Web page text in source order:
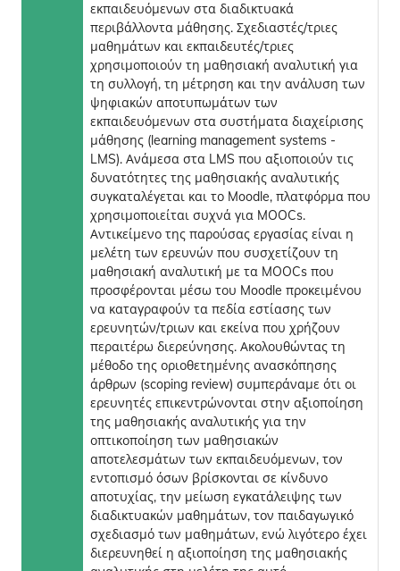
εκπαιδευόμενων στα διαδικτυακά
περιβάλλοντα μάθησης. Σχεδιαστές/τριες
μαθημάτων και εκπαιδευτές/τριες
χρησιμοποιούν τη μαθησιακή αναλυτική για
τη συλλογή, τη μέτρηση και την ανάλυση των
ψηφιακών αποτυπωμάτων των
εκπαιδευόμενων στα συστήματα διαχείρισης
μάθησης (learning management systems -
LMS). Ανάμεσα στα LMS που αξιοποιούν τις
δυνατότητες της μαθησιακής αναλυτικής
συγκαταλέγεται και το Moodle, πλατφόρμα που
χρησιμοποιείται συχνά για MOOCs.
Αντικείμενο της παρούσας εργασίας είναι η
μελέτη των ερευνών που συσχετίζουν τη
μαθησιακή αναλυτική με τα MOOCs που
προσφέρονται μέσω του Moodle προκειμένου
να καταγραφούν τα πεδία εστίασης των
ερευνητών/τριων και εκείνα που χρήζουν
περαιτέρω διερεύνησης. Ακολουθώντας τη
μέθοδο της οριοθετημένης ανασκόπησης
άρθρων (scoping review) συμπεράναμε ότι οι
ερευνητές επικεντρώνονται στην αξιοποίηση
της μαθησιακής αναλυτικής για την
οπτικοποίηση των μαθησιακών
αποτελεσμάτων των εκπαιδευόμενων, τον
εντοπισμό όσων βρίσκονται σε κίνδυνο
αποτυχίας, την μείωση εγκατάλειψης των
διαδικτυακών μαθημάτων, τον παιδαγωγικό
σχεδιασμό των μαθημάτων, ενώ λιγότερο έχει
διερευνηθεί η αξιοποίηση της μαθησιακής